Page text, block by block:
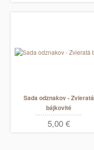
Sada odznakov - Zvieratá
bájkovité
5,00 €